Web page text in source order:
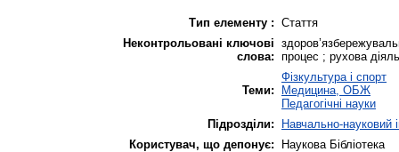
Тип елементу : Стаття
Неконтрольовані ключові
слова: процес ; рухова
Теми:
Фізкультура і спорт
Медицина, ОБЖ
Педагогічні науки
Підрозділи:
Навчально-науковий
Користувач, що депонує:
Наукова Бібліотека